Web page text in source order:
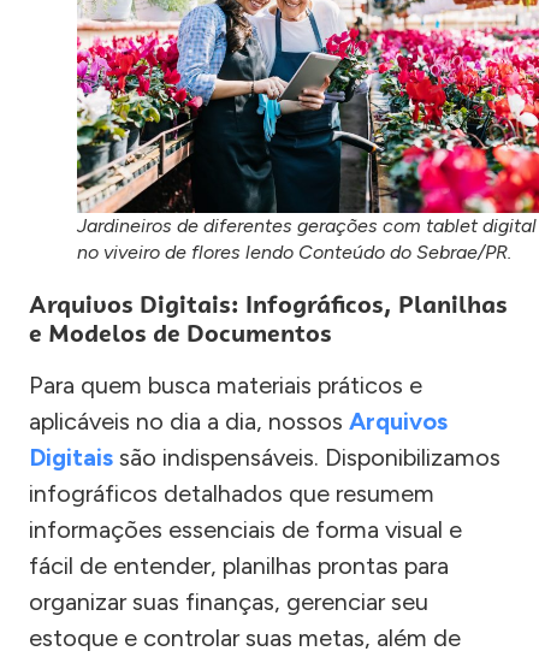
Jardineiros de diferentes gerações com tablet digital
no viveiro de flores lendo Conteúdo do Sebrae/PR.
Arquivos Digitais: Infográficos, Planilhas
e Modelos de Documentos
Para quem busca materiais práticos e
aplicáveis no dia a dia, nossos Arquivos
Digitais são indispensáveis. Disponibilizamos
infográficos detalhados que resumem
informações essenciais de forma visual e
fácil de entender, planilhas prontas para
organizar suas finanças, gerenciar seu
estoque e controlar suas metas, além de